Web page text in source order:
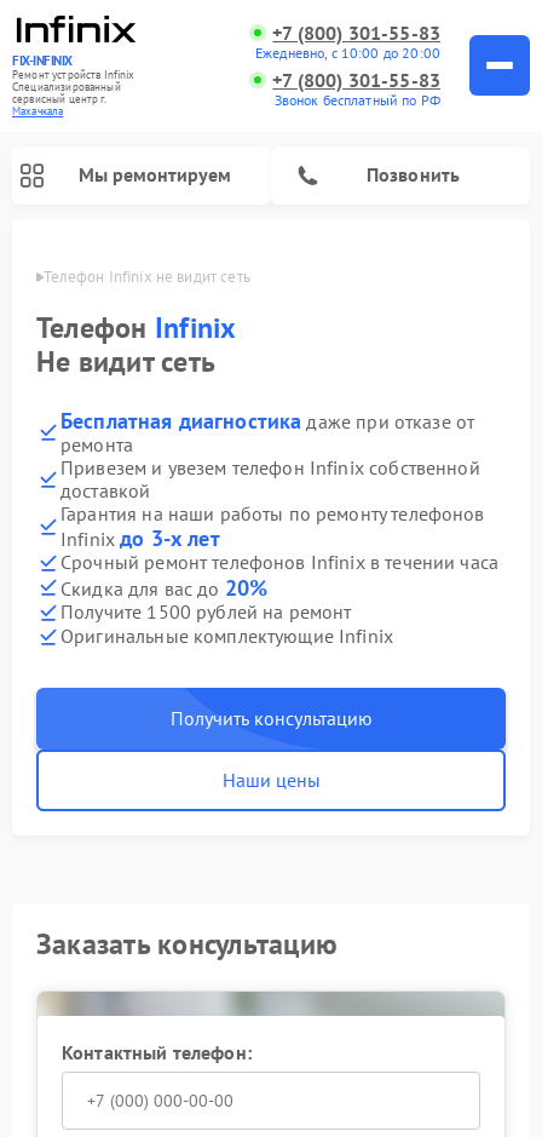
FIX-INFINIX
Ремонт устройств Infinix
Специализированный
cервисный центр г.
Махачкала
+7 (800) 301-55-83
Ежедневно, с 10:00 до 20:00
+7 (800) 301-55-83
Звонок бесплатный по РФ
Мы ремонтируем Позвонить
Телефон Infinix не видит сеть
Телефон Infinix
Не видит сеть
Бесплатная диагностика даже при отказе от
ремонта
Привезем и увезем телефон Infinix собственной
доставкой
Гарантия на наши работы по ремонту телефонов
Infinixдо 3-х лет
Срочный ремонт телефонов Infinix в течении часа
Скидка для вас до 20%
Получите 1500 рублей на ремонт
Оригинальные комплектующие Infinix
Получить консультацию
Наши цены
Заказать консультацию
Контактный телефон: